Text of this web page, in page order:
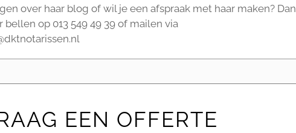
over haar blog of wil je een afspraak met haar maken? Dan
bellen op 013 549 49 39 of mailen via
EEN OFFERTE